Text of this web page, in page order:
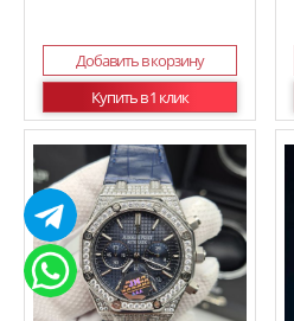
Добавить в корзину
Купить в 1 клик